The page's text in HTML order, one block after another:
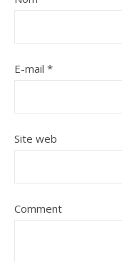
E-mail *
Site web
Comment